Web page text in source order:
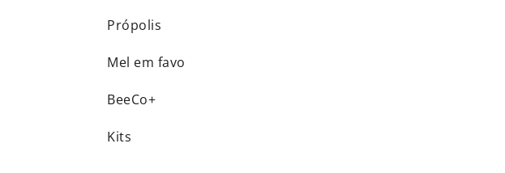
Própolis
Mel em favo
BeeCo+
Kits